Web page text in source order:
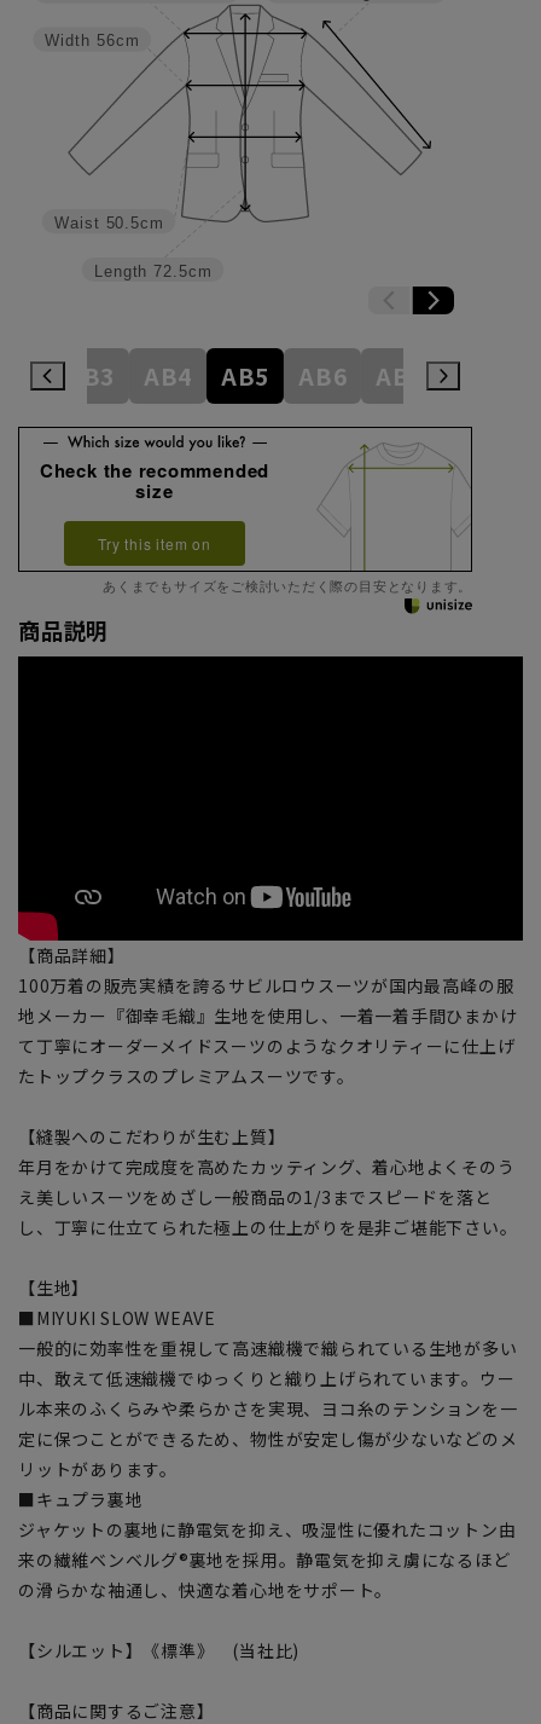
Length 72.5cm
Waist 50.5cm
Width 56cm
A8 AB3 AB4 AB5 AB6 AB7 AB8
Check the recommended
size
Try this item on
あくまでもサイズをご検討いただく際の目安となります。
商品説明
【商品詳細】
100万着の販売実績を誇るサビルロウスーツが国内最高峰の服
地メーカー『御幸毛織』生地を使用し、一着一着手間ひまかけ
て丁寧にオーダーメイドスーツのようなクオリティーに仕上げ
たトップクラスのプレミアムスーツです。
【縫製へのこだわりが生む上質】
年月をかけて完成度を高めたカッティング、着心地よくそのう
え美しいスーツをめざし一般商品の1/3までスピードを落と
し、丁寧に仕立てられた極上の仕上がりを是非ご堪能下さい。
【生地】
■MIYUKI SLOW WEAVE
一般的に効率性を重視して高速織機で織られている生地が多い
中、敢えて低速織機でゆっくりと織り上げられています。ウー
ル本来のふくらみや柔らかさを実現、ヨコ糸のテンションを一
定に保つことができるため、物性が安定し傷が少ないなどのメ
リットがあります。
■キュプラ裏地
ジャケットの裏地に静電気を抑え、吸湿性に優れたコットン由
来の繊維ベンベルグ®裏地を採用。静電気を抑え虜になるほど
の滑らかな袖通し、快適な着心地をサポート。
【シルエット】《標準》 (当社比)
【商品に関するご注意】